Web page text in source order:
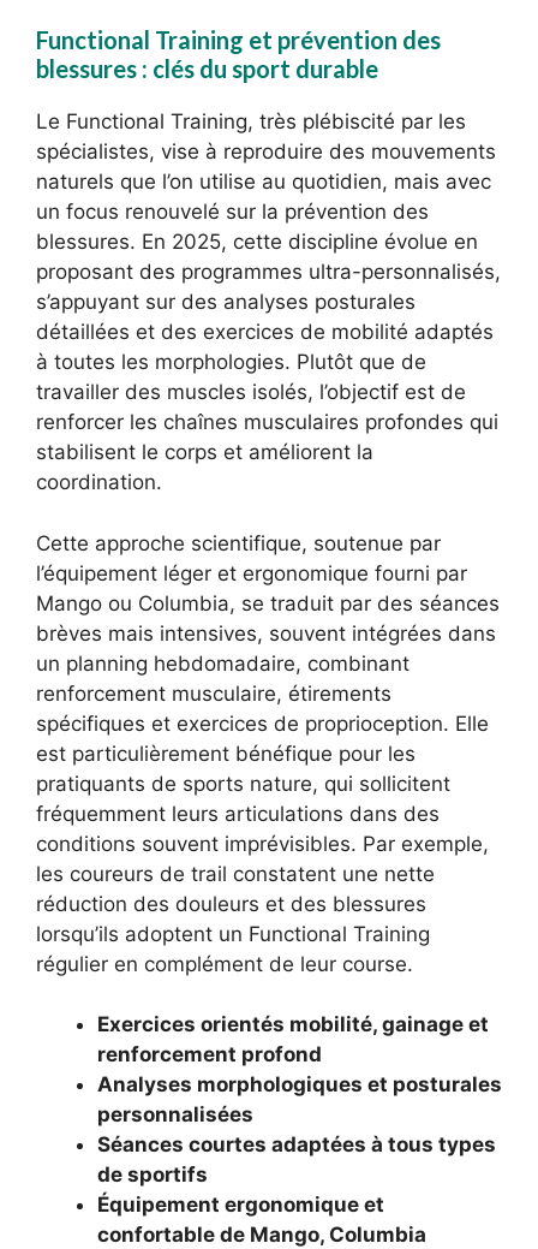
Functional Training et prévention des
blessures : clés du sport durable
Le Functional Training, très plébiscité par les
spécialistes, vise à reproduire des mouvements
naturels que l’on utilise au quotidien, mais avec
un focus renouvelé sur la prévention des
blessures. En 2025, cette discipline évolue en
proposant des programmes ultra-personnalisés,
s’appuyant sur des analyses posturales
détaillées et des exercices de mobilité adaptés
à toutes les morphologies. Plutôt que de
travailler des muscles isolés, l’objectif est de
renforcer les chaînes musculaires profondes qui
stabilisent le corps et améliorent la
coordination.
Cette approche scientifique, soutenue par
l’équipement léger et ergonomique fourni par
Mango ou Columbia, se traduit par des séances
brèves mais intensives, souvent intégrées dans
un planning hebdomadaire, combinant
renforcement musculaire, étirements
spécifiques et exercices de proprioception. Elle
est particulièrement bénéfique pour les
pratiquants de sports nature, qui sollicitent
fréquemment leurs articulations dans des
conditions souvent imprévisibles. Par exemple,
les coureurs de trail constatent une nette
réduction des douleurs et des blessures
lorsqu’ils adoptent un Functional Training
régulier en complément de leur course.
Exercices orientés mobilité, gainage et
renforcement profond
Analyses morphologiques et posturales
personnalisées
Séances courtes adaptées à tous types
de sportifs
Équipement ergonomique et
confortable de Mango, Columbia